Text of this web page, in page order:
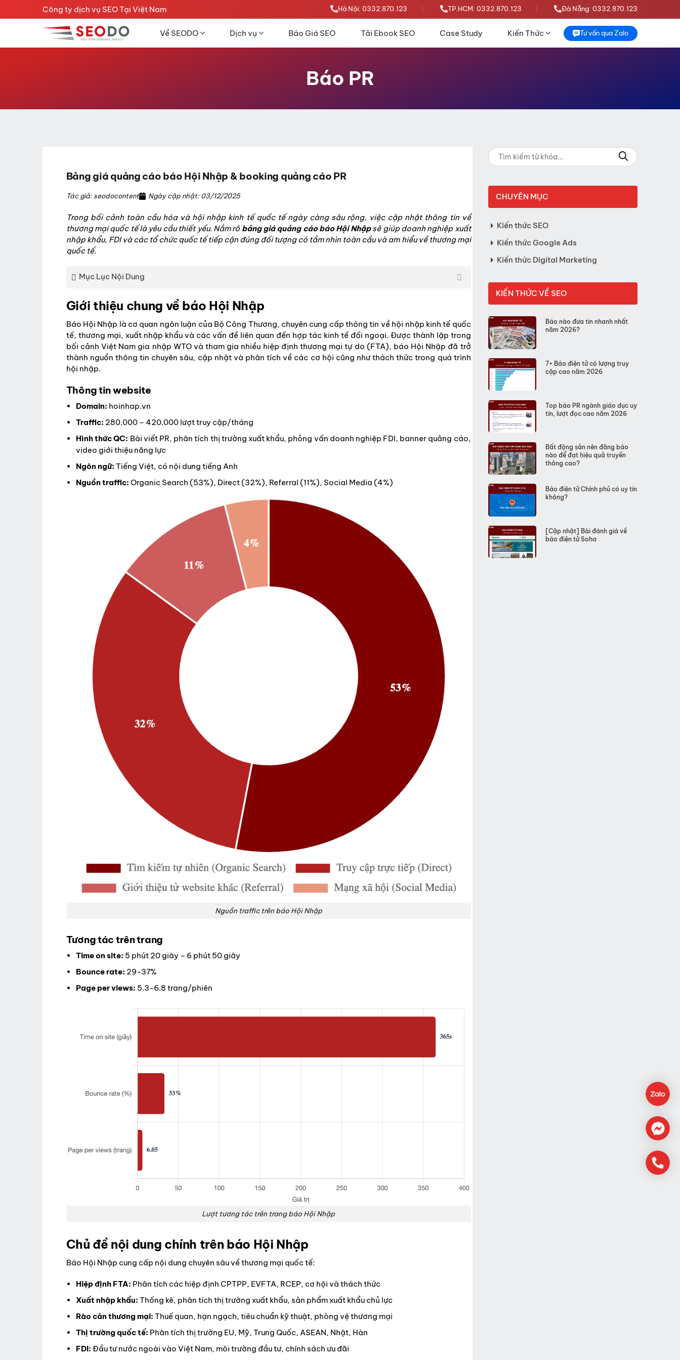
đến
Công ty dịch vụ SEO Tại Việt Nam Hà Nội: 0332.870.123 TP.HCM: 0332.870.123 Đà Nẵng: 0332.870.123
Về SEODO Dịch vụ Báo Giá SEO Tải Ebook SEO Case Study Kiến Thức Tư vấn qua Zalo
Báo PR
Bảng giá quảng cáo báo Hội Nhập & booking quảng cáo PR
Tác giả: seodocontent Ngày cập nhật: 03/12/2025
Trong bối cảnh toàn cầu hóa và hội nhập kinh tế quốc tế ngày càng sâu rộng, việc cập nhật thông tin về
thương mại quốc tế là yêu cầu thiết yếu. Nắm rõ bảng giá quảng cáo báo Hội Nhậpsẽ giúp doanh nghiệp xuất
nhập khẩu, FDI và các tổ chức quốc tế tiếp cận đúng đối tượng có tầm nhìn toàn cầu và am hiểu về thương mại
quốc tế.
Mục Lục Nội Dung
Giới thiệu chung về báo Hội Nhập
Báo Hội Nhập là cơ quan ngôn luận của Bộ Công Thương, chuyên cung cấp thông tin về hội nhập kinh tế quốc
tế, thương mại, xuất nhập khẩu và các vấn đề liên quan đến hợp tác kinh tế đối ngoại. Được thành lập trong
bối cảnh Việt Nam gia nhập WTO và tham gia nhiều hiệp định thương mại tự do (FTA), báo Hội Nhập đã trở
thành nguồn thông tin chuyên sâu, cập nhật và phân tích về các cơ hội cũng như thách thức trong quá trình
hội nhập.
Thông tin website
Domain: hoinhap.vn
Traffic: 280.000 – 420.000 lượt truy cập/tháng
Hình thức QC: Bài viết PR, phân tích thị trường xuất khẩu, phỏng vấn doanh nghiệp FDI, banner quảng cáo,
video giới thiệu năng lực
Ngôn ngữ: Tiếng Việt, có nội dung tiếng Anh
Nguồn traffic: Organic Search (53%), Direct (32%), Referral (11%), Social Media (4%)
Nguồn traffic trên báo Hội Nhập
Tương tác trên trang
Time on site: 5 phút 20 giây – 6 phút 50 giây
Bounce rate: 29-37%
Page per views: 5.3-6.8 trang/phiên
Lượt tương tác trên trang báo Hội Nhập
Chủ đề nội dung chính trên báo Hội Nhập
Báo Hội Nhập cung cấp nội dung chuyên sâu về thương mại quốc tế:
Hiệp định FTA: Phân tích các hiệp định CPTPP, EVFTA, RCEP, cơ hội và thách thức
Xuất nhập khẩu: Thống kê, phân tích thị trường xuất khẩu, sản phẩm xuất khẩu chủ lực
Rào cản thương mại: Thuế quan, hạn ngạch, tiêu chuẩn kỹ thuật, phòng vệ thương mại
Thị trường quốc tế: Phân tích thị trường EU, Mỹ, Trung Quốc, ASEAN, Nhật, Hàn
FDI: Đầu tư nước ngoài vào Việt Nam, môi trường đầu tư, chính sách ưu đãi
CHUYÊN MỤC
Kiến thức SEO
Kiến thức Google Ads
Kiến thức Digital Marketing
KIẾN THỨC VỀ SEO
Báo nào đưa tin nhanh nhất
năm 2026?
7+ Báo điện tử có lượng truy
cập cao năm 2026
Top báo PR ngành giáo dục uy
tín, lượt đọc cao năm 2026
Bất động sản nên đăng báo
nào để đạt hiệu quả truyền
thông cao?
Báo điện tử Chính phủ có uy tín
không?
[Cập nhật] Bài đánh giá về
báo điện tử Soha